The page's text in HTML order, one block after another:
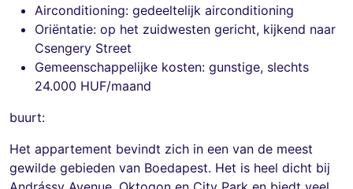
Airconditioning: gedeeltelijk airconditioning
Oriëntatie: op het zuidwesten gericht, kijkend naar
Csengery Street
Gemeenschappelijke kosten: gunstige, slechts
24.000 HUF/maand
buurt:
Het appartement bevindt zich in een van de meest
gewilde gebieden van Boedapest. Het is heel dicht bij